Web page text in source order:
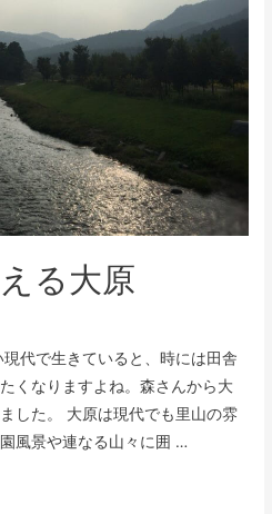
る大原
代で生きていると、時には田舎
くなりますよね。森さんから大
した。 大原は現代でも里山の雰
風景や連なる山々に囲 …